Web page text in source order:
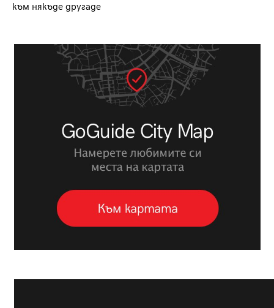
към някъде другаде